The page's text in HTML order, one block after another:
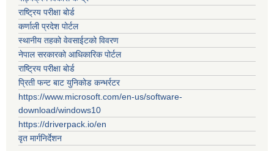
राष्ट्रिय परीक्षा बोर्ड
कर्णाली प्रदेश पोर्टल
स्थानीय तहको वेवसाईटको विवरण
नेपाल सरकारको आधिकारिक पोर्टल
राष्ट्रिय परीक्षा बोर्ड
प्रिती फन्ट बाट युनिकोड कन्भर्रटर
https://www.microsoft.com/en-us/software-
download/windows10
https://driverpack.io/en
वृत मार्गनिर्देशन